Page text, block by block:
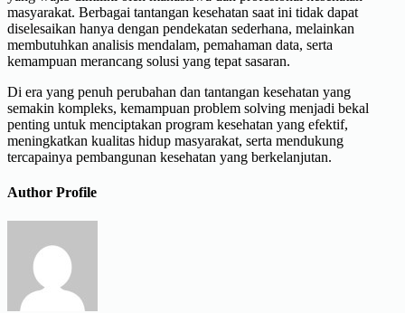
masyarakat. Berbagai tantangan kesehatan saat ini tidak dapat
diselesaikan hanya dengan pendekatan sederhana, melainkan
membutuhkan analisis mendalam, pemahaman data, serta
kemampuan merancang solusi yang tepat sasaran.
Di era yang penuh perubahan dan tantangan kesehatan yang
semakin kompleks, kemampuan problem solving menjadi bekal
penting untuk menciptakan program kesehatan yang efektif,
meningkatkan kualitas hidup masyarakat, serta mendukung
tercapainya pembangunan kesehatan yang berkelanjutan.
Author Profile